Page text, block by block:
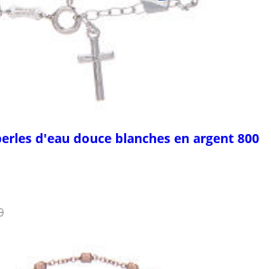
d'eau douce blanches en argent 800